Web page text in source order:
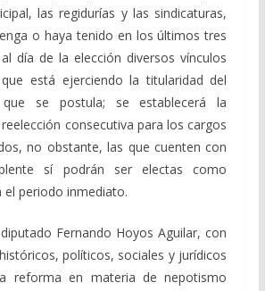
las regidurías y las sindicaturas,
o haya tenido en los últimos tres
día de la elección diversos vínculos
está ejerciendo la titularidad del
se postula; se establecerá la
consecutiva para los cargos
no obstante, las que cuenten con
sí podrán ser electas como
el periodo inmediato.
Fernando Hoyos Aguilar, con
políticos, sociales y jurídicos
reforma en materia de nepotismo